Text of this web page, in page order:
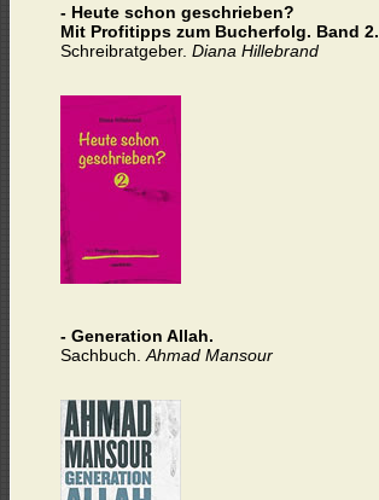
- Heute schon geschrieben?
Mit Profitipps zum Bucherfolg. Band 2.
Schreibratgeber. Diana Hillebrand
- Generation Allah.
Sachbuch. Ahmad Mansour